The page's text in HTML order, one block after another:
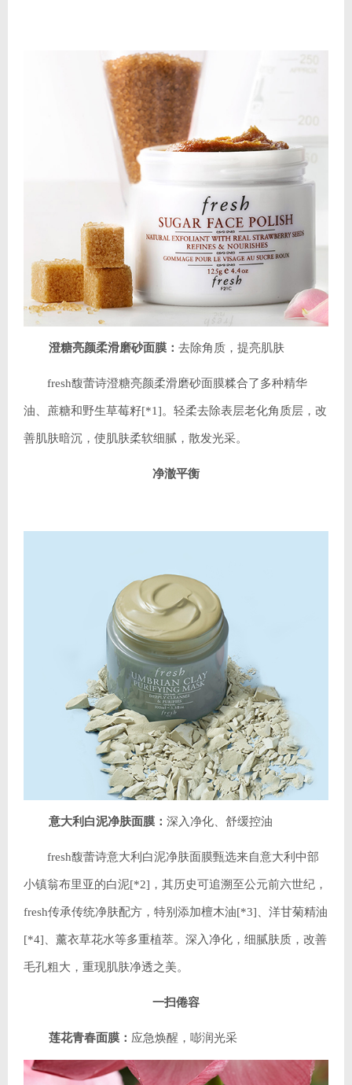
澄糖亮颜柔滑磨砂面膜： 去除角质，提亮肌肤
fresh馥蕾诗澄糖亮颜柔滑磨砂面膜糅合了多种精华
油、蔗糖和野生草莓籽[*1]。轻柔去除表层老化角质层，改
善肌肤暗沉，使肌肤柔软细腻，散发光采。
净澈平衡
意大利白泥净肤面膜： 深入净化、舒缓控油
fresh馥蕾诗意大利白泥净肤面膜甄选来自意大利中部
小镇翁布里亚的白泥[*2]，其历史可追溯至公元前六世纪，
fresh传承传统净肤配方，特别添加檀木油[*3]、洋甘菊精油
[*4]、薰衣草花水等多重植萃。深入净化，细腻肤质，改善
毛孔粗大，重现肌肤净透之美。
一扫倦容
莲花青春面膜： 应急焕醒，嘭润光采